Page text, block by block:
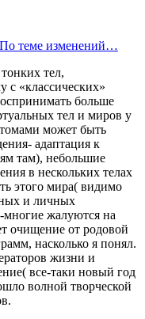
По теме изменений…
тел,
«классических»
больше
тел и миров у
может быть
адаптация к
там), небольшие
в нескольких телах
этого мира( видимо
и личных
многие жалуются на
очищение от родовой
насколько я понял.
жизни и
все-таки новый год
волной творческой